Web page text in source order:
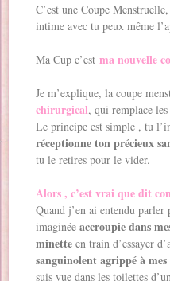
C’est une Coupe
intime avec tu peux même
Ma Cup c’estma nouvelle
Je m’explique, la coupe
chirurgical, qui remplace
Le principe est simple , tu
réceptionne ton précieux
tu le retires pour le vider.
Alors , c’est vrai que dit
Quand j’en ai entendu
imaginée accroupie dans
minette en train d’essayer
sanguinolent agrippé à
suis vue dans les toilettes